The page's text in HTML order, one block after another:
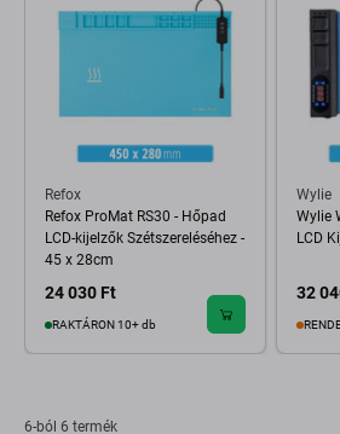
Refox
Refox ProMat RS30 - Hőpad
LCD-kijelzők Szétszereléséhez -
45 x 28cm
24 030 Ft
RAKTÁRON 10+ db
Wylie
Wylie
LCD
32
6-ból 6 termék